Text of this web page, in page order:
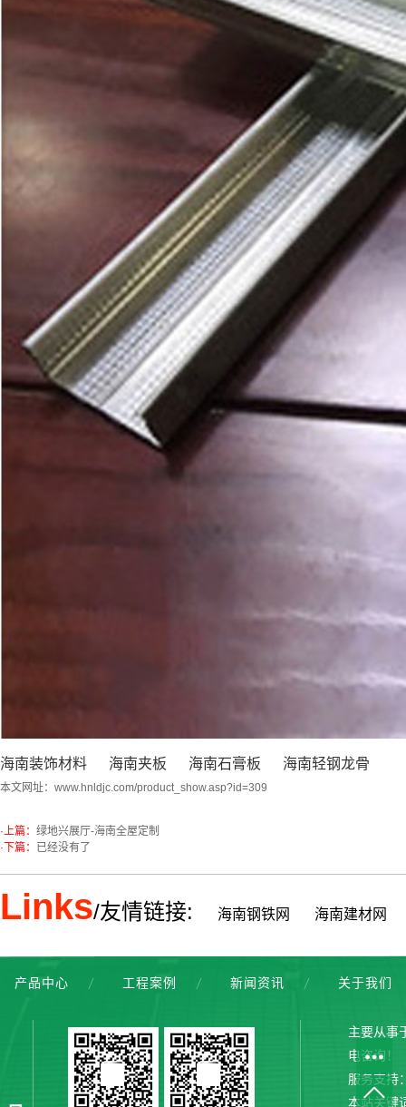
海南装饰材料 海南夹板 海南石膏板 海南轻钢龙骨
本文网址： www.hnldjc.com/product_show.asp?id=309
·上篇： 绿地兴展厅-海南全屋定制
·下篇： 已经没有了
Links/友情链接: 海南钢铁网 海南建材网
产品中心 工程案例 新闻资讯 关于我们
主要从事
电咨询！
服务支持
本站关键